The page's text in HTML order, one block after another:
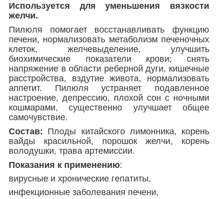
Используется для уменьшения вязкости
желчи.
Пилюля помогает восстанавливать функцию
печени, нормализовать метаболизм печеночных
клеток, желчевыделение, улучшить
биохимические показатели крови; снять
напряжение в области реберной дуги, кишечные
расстройства, вздутие живота, нормализовать
аппетит. Пилюля устраняет подавленное
настроение, депрессию, плохой сон с ночными
кошмарами, существенно улучшает общее
самочувствие.
Состав: Плоды китайского лимонника, корень
вайды красильной, порошок желчи, корень
володушки, трава артемиссии.
Показания к применению:
вирусные и хронические гепатиты,
инфекционные заболевания печени,